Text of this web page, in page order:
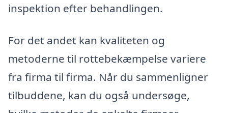
inspektion efter behandlingen.
For det andet kan kvaliteten og
metoderne til rottebekæmpelse variere
fra firma til firma. Når du sammenligner
tilbuddene, kan du også undersøge,